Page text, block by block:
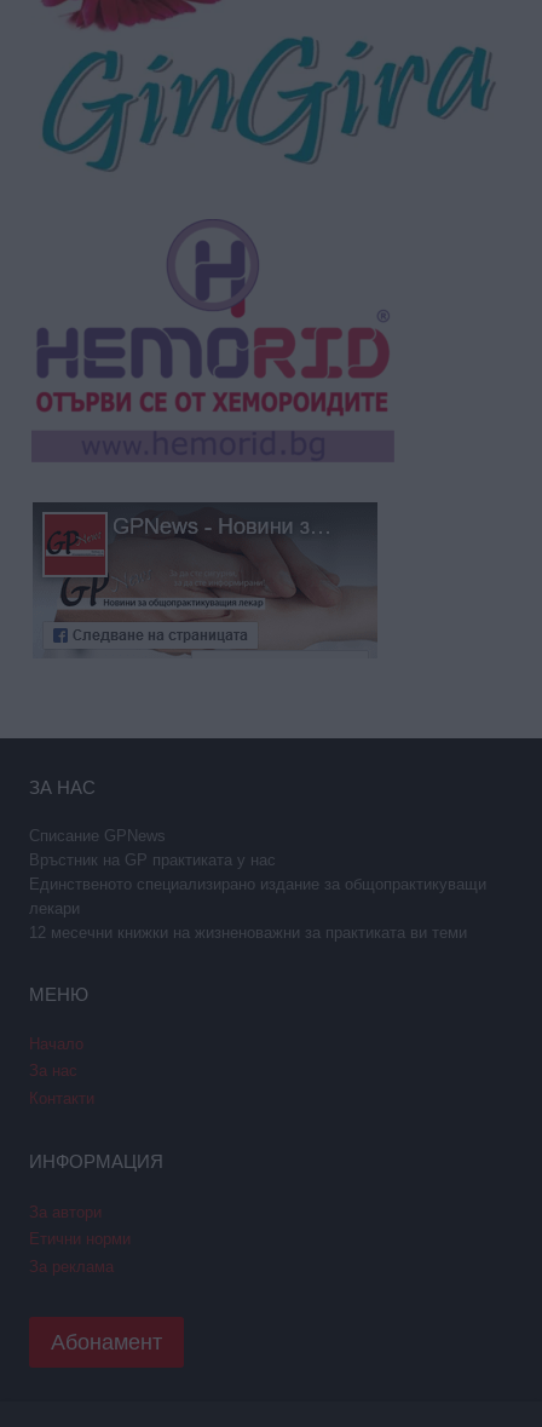
ЗА НАС
Списание GPNews
Връстник на GP практиката у нас
Единственото специализирано издание за общопрактикуващи
лекари
12 месечни книжки на жизненоважни за практиката ви теми
МЕНЮ
Начало
За нас
Контакти
ИНФОРМАЦИЯ
За автори
Етични норми
За реклама
Абонамент